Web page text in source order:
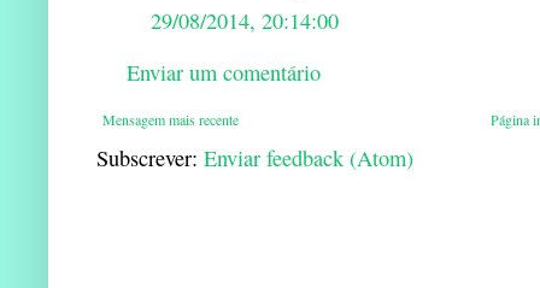
29/08/2014, 20:14:00
Enviar um comentário
Mensagem mais recente Página
Subscrever: Enviar feedback (Atom)